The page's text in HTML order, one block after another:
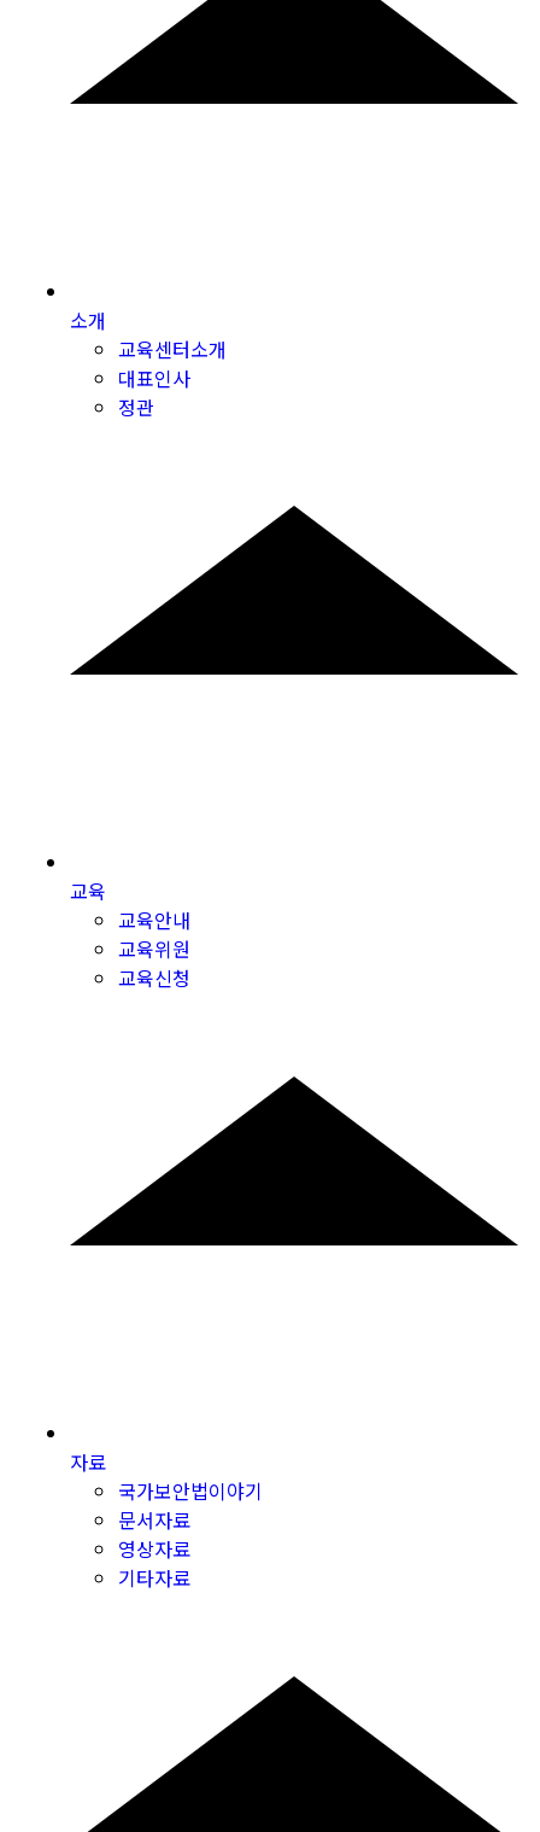
소개
교육센터소개
대표인사
정관
교육
교육안내
교육위원
교육신청
자료
국가보안법이야기
문서자료
영상자료
기타자료